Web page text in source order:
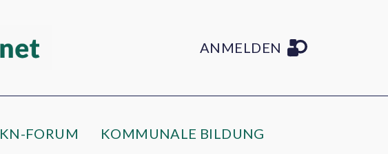
ANMELDEN
KN-FORUM KOMMUNALE BILDUNG